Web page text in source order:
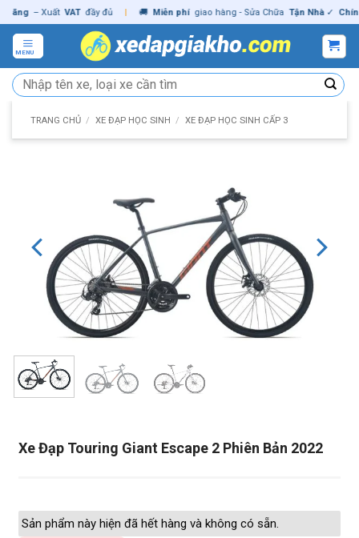
Skip
to
content
– Xuất VAT đầy đủ | 🚚 Miễn phí giao hàng - Sửa Chữa Tận Nhà ✓ Chính
MENU
Tìm
kiếm:
TRANG CHỦ / XE ĐẠP HỌC SINH / XE ĐẠP HỌC SINH CẤP 3
Xe Đạp Touring Giant Escape 2 Phiên Bản 2022
Sản phẩm này hiện đã hết hàng và không có sẵn.